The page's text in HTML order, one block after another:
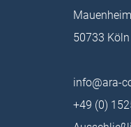
50733 Köln
info@ara-
+49 (0)